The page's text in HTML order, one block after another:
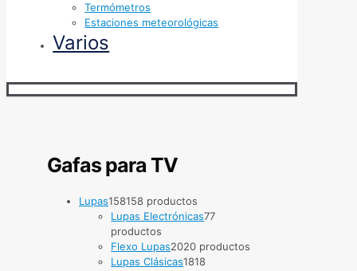
Termómetros
Estaciones meteorológicas
Varios
Gafas para TV
Lupas158158 productos
Lupas Electrónicas77
productos
Flexo Lupas2020 productos
Lupas Clásicas1818